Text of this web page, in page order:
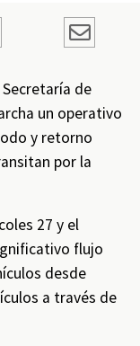
de
un operativo
y retorno
por la
27 y el
flujo
desde
a través de